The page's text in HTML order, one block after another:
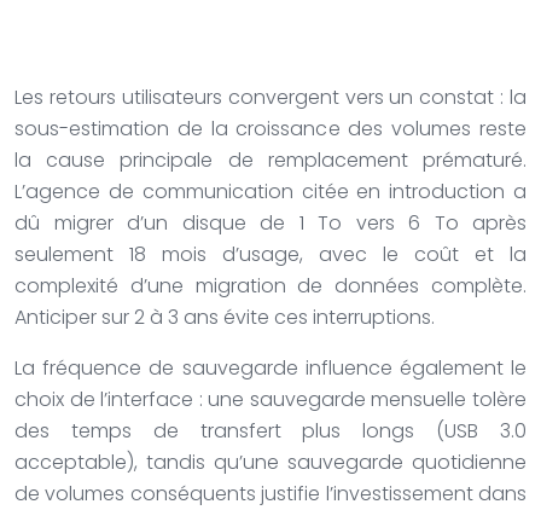
Les retours utilisateurs convergent vers un constat : la
sous-estimation de la croissance des volumes reste
la cause principale de remplacement prématuré.
L’agence de communication citée en introduction a
dû migrer d’un disque de 1 To vers 6 To après
seulement 18 mois d’usage, avec le coût et la
complexité d’une migration de données complète.
Anticiper sur 2 à 3 ans évite ces interruptions.
La fréquence de sauvegarde influence également le
choix de l’interface : une sauvegarde mensuelle tolère
des temps de transfert plus longs (USB 3.0
acceptable), tandis qu’une sauvegarde quotidienne
de volumes conséquents justifie l’investissement dans